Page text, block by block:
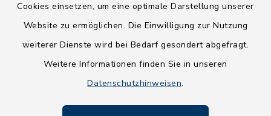
Cookies einsetzen, um eine optimale Darstellung unserer
Website zu ermöglichen. Die Einwilligung zur Nutzung
weiterer Dienste wird bei Bedarf gesondert abgefragt.
Weitere Informationen finden Sie in unseren
Datenschutzhinweisen.
Barrierefreiheit